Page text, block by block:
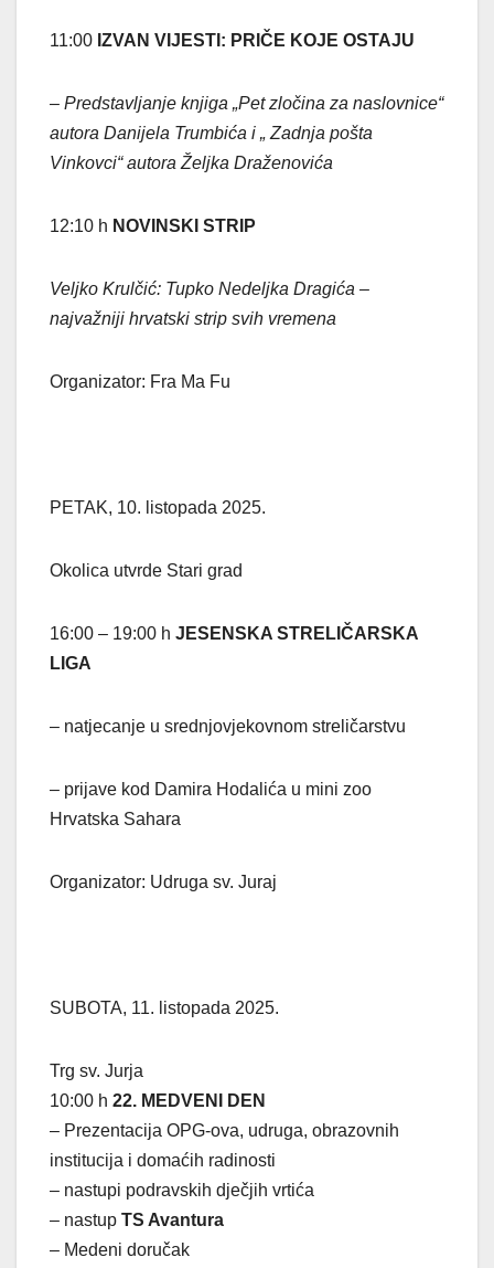
11:00 IZVAN VIJESTI: PRIČE KOJE OSTAJU
– Predstavljanje knjiga „Pet zločina za naslovnice“
autora Danijela Trumbića i „ Zadnja pošta
Vinkovci“ autora Željka Draženovića
12:10 h NOVINSKI STRIP
Veljko Krulčić: Tupko Nedeljka Dragića –
najvažniji hrvatski strip svih vremena
Organizator: Fra Ma Fu
PETAK, 10. listopada 2025.
Okolica utvrde Stari grad
16:00 – 19:00 h JESENSKA STRELIČARSKA
LIGA
– natjecanje u srednjovjekovnom streličarstvu
– prijave kod Damira Hodalića u mini zoo
Hrvatska Sahara
Organizator: Udruga sv. Juraj
SUBOTA, 11. listopada 2025.
Trg sv. Jurja
10:00 h 22. MEDVENI DEN
– Prezentacija OPG-ova, udruga, obrazovnih
institucija i domaćih radinosti
– nastupi podravskih dječjih vrtića
– nastup TS Avantura
– Medeni doručak